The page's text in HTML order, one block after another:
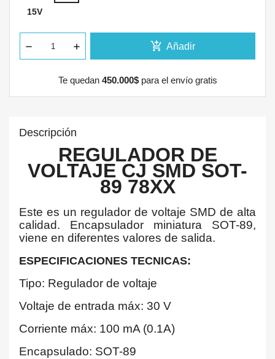
15V
add_shopping_cart Añadir
Te quedan 450.000$para el envío gratis
Descripción
REGULADOR DE
VOLTAJE CJ SMD SOT-
89 78XX
Este es un regulador de voltaje SMD de alta
calidad. Encapsulador miniatura SOT-89,
viene en diferentes valores de salida.
ESPECIFICACIONES TECNICAS:
Tipo: Regulador de voltaje
Voltaje de entrada máx: 30 V
Corriente máx: 100 mA (0.1A)
Encapsulado: SOT-89